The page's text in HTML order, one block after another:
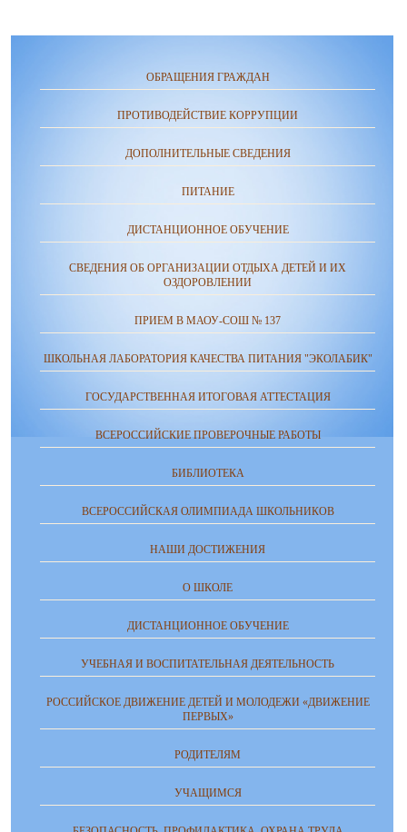
ОБРАЩЕНИЯ ГРАЖДАН
ПРОТИВОДЕЙСТВИЕ КОРРУПЦИИ
ДОПОЛНИТЕЛЬНЫЕ СВЕДЕНИЯ
ПИТАНИЕ
ДИСТАНЦИОННОЕ ОБУЧЕНИЕ
СВЕДЕНИЯ ОБ ОРГАНИЗАЦИИ ОТДЫХА ДЕТЕЙ И ИХ
ОЗДОРОВЛЕНИИ
ПРИЕМ В МАОУ-СОШ № 137
ШКОЛЬНАЯ ЛАБОРАТОРИЯ КАЧЕСТВА ПИТАНИЯ "ЭКОЛАБИК"
ГОСУДАРСТВЕННАЯ ИТОГОВАЯ АТТЕСТАЦИЯ
ВСЕРОССИЙСКИЕ ПРОВЕРОЧНЫЕ РАБОТЫ
БИБЛИОТЕКА
ВСЕРОССИЙСКАЯ ОЛИМПИАДА ШКОЛЬНИКОВ
НАШИ ДОСТИЖЕНИЯ
О ШКОЛЕ
ДИСТАНЦИОННОЕ ОБУЧЕНИЕ
УЧЕБНАЯ И ВОСПИТАТЕЛЬНАЯ ДЕЯТЕЛЬНОСТЬ
РОССИЙСКОЕ ДВИЖЕНИЕ ДЕТЕЙ И МОЛОДЕЖИ «ДВИЖЕНИЕ
ПЕРВЫХ»
РОДИТЕЛЯМ
УЧАЩИМСЯ